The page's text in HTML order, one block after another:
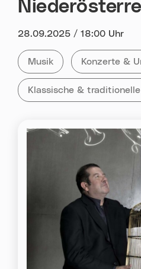
Datum:
28.09.2025 / 18:00 Uhr
Kategorie:
Alle Veranstaltungen der
Musik Tag:Alle
Konzerte &
Tag:Alle Veranstaltungen mit
Klassische &